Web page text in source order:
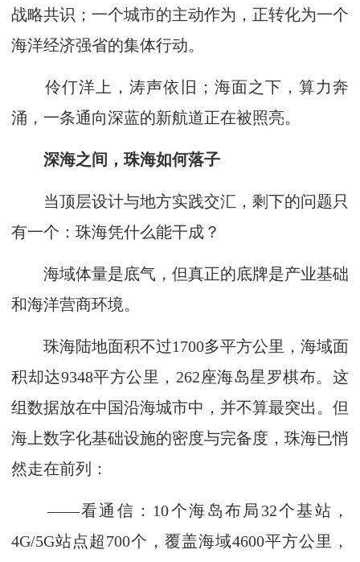
战略共识；一个城市的主动作为，正转化为一个
海洋经济强省的集体行动。
伶仃洋上，涛声依旧；海面之下，算力奔
涌，一条通向深蓝的新航道正在被照亮。
深海之间，珠海如何落子
当顶层设计与地方实践交汇，剩下的问题只
有一个：珠海凭什么能干成？
海域体量是底气，但真正的底牌是产业基础
和海洋营商环境。
珠海陆地面积不过1700多平方公里，海域面
积却达9348平方公里，262座海岛星罗棋布。这
组数据放在中国沿海城市中，并不算最突出。但
海上数字化基础设施的密度与完备度，珠海已悄
然走在前列：
——看通信：10个海岛布局32个基站，
4G/5G站点超700个，覆盖海域4600平方公里，